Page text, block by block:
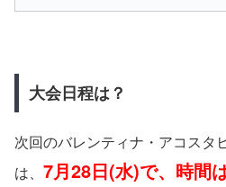
大会日程は？
次回のバレンティナ・アコスタ
は、 7月28日(水)で、時間